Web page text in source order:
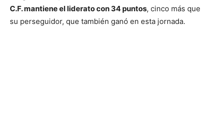
C.F. mantiene el liderato con 34 puntos, cinco más que
su perseguidor, que también ganó en esta jornada.